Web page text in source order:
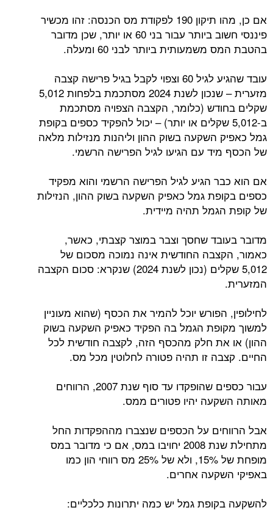
אם כן, מהו תיקון 190 לפקודת מס הכנסה: זהו מכשיר
פיננסי חשוב ביותר עבור בני 60 או יותר, שכן מדובר
בהטבת המס משמעותית ביותר לבני 60 ומעלה.
עובד שהגיע לגיל 60 וצפוי לקבל בגיל פרישה קצבה
מזערית – שנכון לשנת 2024 מסתכמת בלפחות 5,012
שקלים בחודש (כלומר, הקצבה הצפויה מסתכמת
ב-5,012 שקלים או יותר) – יכול להפקיד כספים בקופת
גמל כאפיק השקעה בשוק ההון וליהנות מנזילות מלאה
של הכסף מיד עם הגיעו לגיל הפרישה הרשמי.
אם הוא כבר הגיע לגיל הפרישה הרשמי והוא מפקיד
כספים בקופת גמל כאפיק השקעה בשוק ההון, הנזילות
של קופת הגמל תהיה מיידית.
מדובר בעובד שחסך וצבר במוצר קצבתי, כאשר,
כאמור, הקצבה החודשית אינה נמוכה מסכום של
5,012 שקלים (נכון לשנת 2024) שנקרא: סכום הקצבה
המזערית.
לחילופין, הפורש יוכל להמיר את הכסף (שהוא מעוניין
למשוך מקופת הגמל בה הפקיד כאפיק השקעה בשוק
ההון) או את חלק מהכסף הזה, לקצבה חודשית לכל
החיים. קצבה זו תהיה פטורה לחלוטין מכל מס.
עבור כספים שהופקדו עד סוף שנת 2007, הרווחים
מאותה השקעה יהיו פטורים ממס.
אבל הרווחים על הכספים שנצברו מההפקדות החל
מתחילת שנת 2008 יחויבו במס, אם כי מדובר במס
מופחת של 15%, ולא של 25% מס רווחי הון כמו
באפיקי השקעה אחרים.
להשקעה בקופת גמל יש כמה יתרונות כלכליים: